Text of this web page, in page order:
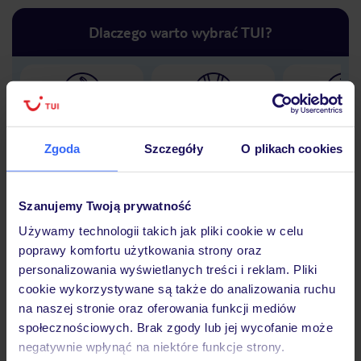
Zgoda Szczegóły O plikach cookies
Szanujemy Twoją prywatność
Używamy technologii takich jak pliki cookie w celu
poprawy komfortu użytkowania strony oraz
personalizowania wyświetlanych treści i reklam. Pliki
cookie wykorzystywane są także do analizowania ruchu
na naszej stronie oraz oferowania funkcji mediów
społecznościowych. Brak zgody lub jej wycofanie może
negatywnie wpłynąć na niektóre funkcje strony.
Dlaczego warto wybrać TUI?
podróży w Polsce
Hotel
Opinie